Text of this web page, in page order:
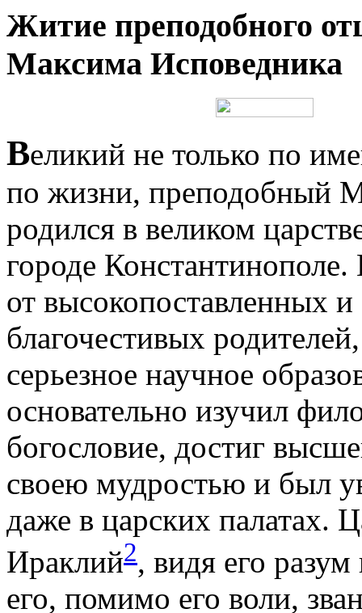
Житие преподобного
Максима Исповедника
Великий не только по
по жизни, преподобный
родился в великом
городе
от высокопоставленных и
благочестивых
серьезное научное
основательно изучил
богословие, достиг
своею мудростью и был
даже в царских палатах.
Ираклий2, видя его
его, помимо его воли,